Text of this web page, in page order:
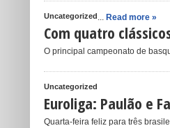
Uncategorized
Com quatro
O principal campeonato de
... Read more »
Uncategorized
Euroliga: Paulão e
Quarta-feira feliz para três